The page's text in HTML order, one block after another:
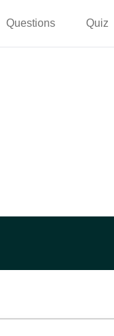
Questions Quiz